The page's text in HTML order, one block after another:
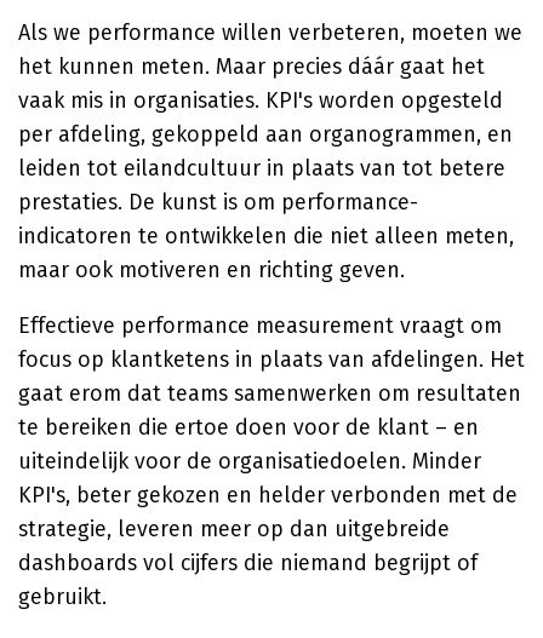
Als we performance willen verbeteren, moeten we
het kunnen meten. Maar precies dáár gaat het
vaak mis in organisaties. KPI's worden opgesteld
per afdeling, gekoppeld aan organogrammen, en
leiden tot eilandcultuur in plaats van tot betere
prestaties. De kunst is om performance-
indicatoren te ontwikkelen die niet alleen meten,
maar ook motiveren en richting geven.
Effectieve performance measurement vraagt om
focus op klantketens in plaats van afdelingen. Het
gaat erom dat teams samenwerken om resultaten
te bereiken die ertoe doen voor de klant – en
uiteindelijk voor de organisatiedoelen. Minder
KPI's, beter gekozen en helder verbonden met de
strategie, leveren meer op dan uitgebreide
dashboards vol cijfers die niemand begrijpt of
gebruikt.